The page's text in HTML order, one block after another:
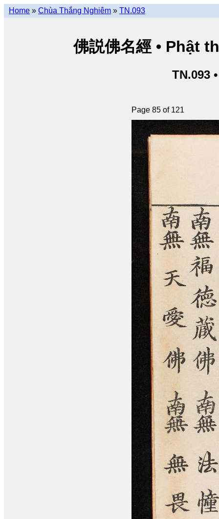
Home » Chùa Thắng Nghiêm » TN.093
佛説佛名經 • Phật
TN.093
Page 85 of 121